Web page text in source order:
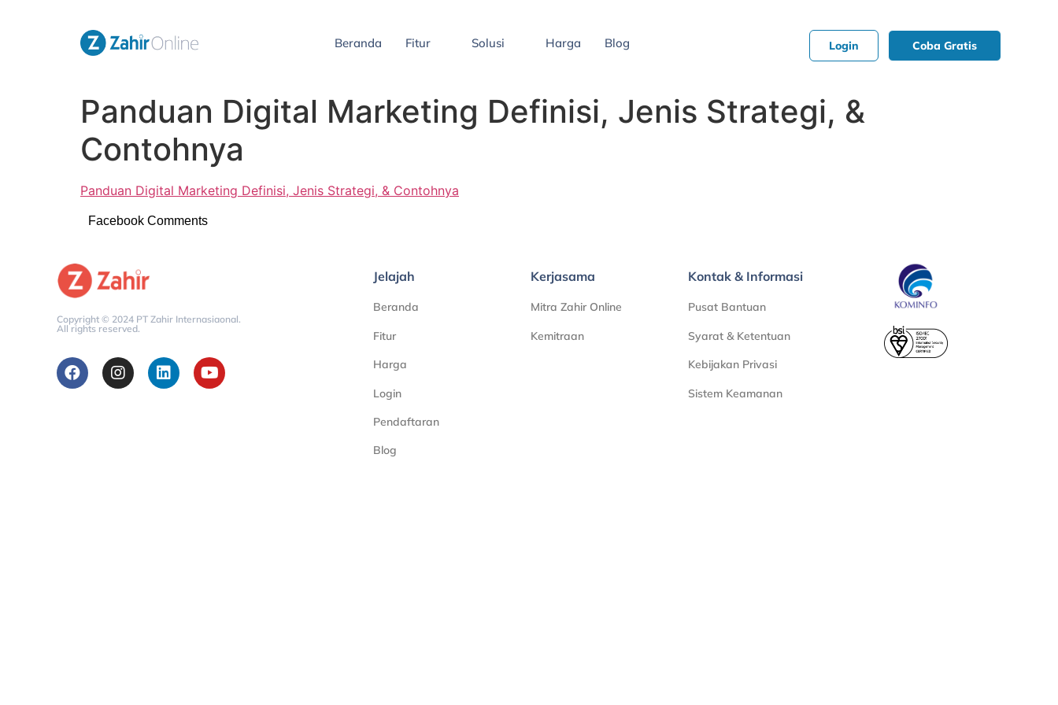
Beranda Fitur Solusi Harga Blog Login Coba Gratis
Panduan Digital Marketing Definisi, Jenis Strategi, &
Contohnya
Panduan Digital Marketing Definisi, Jenis Strategi, & Contohnya
Facebook Comments
Copyright © 2024 PT Zahir Internasiaonal.
All rights reserved.
Jelajah
Beranda
Fitur
Harga
Login
Pendaftaran
Blog
Kerjasama
Mitra Zahir Online
Kemitraan
Kontak & Informasi
Pusat Bantuan
Syarat & Ketentuan
Kebijakan Privasi
Sistem Keamanan